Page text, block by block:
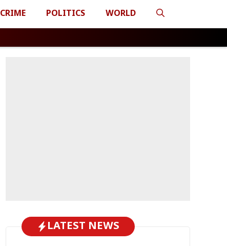
CRIME POLITICS WORLD
LATEST NEWS